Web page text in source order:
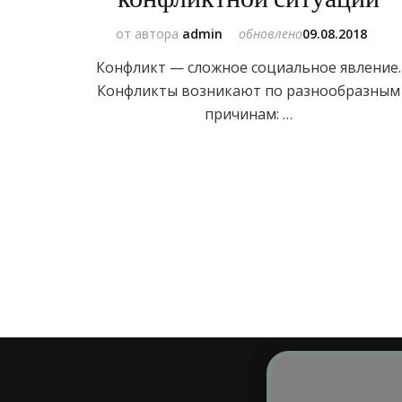
от автора admin обновлено09.08.2018
Конфликт — сложное социальное явление.
Конфликты возникают по разнообразным
причинам: …